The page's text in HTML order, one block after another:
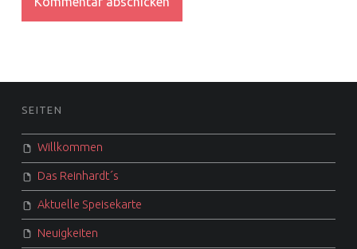
FOOTER SIDEBAR
SEITEN
Willkommen
Das Reinhardt´s
Aktuelle Speisekarte
Neuigkeiten